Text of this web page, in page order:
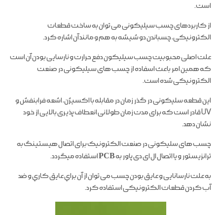
است.
از کاربردهای چسب سیلیکونی می توان به ساخت قطعات
الکترونیکی، چسباندن دو شیشه به هم و مانند آن اشاره کرد.
علت اصلی محبوبیت چسب سیلیکون دفع حرارت و نارسایی بودن آن است
که همین امر باعث اسفاده از چسب های سیلیکونی در صنعت
الکترونیکی شده است.
این قطعه سلیکونی در گذر زمان در مقابله با اکسیژن، اشعه فرابنفش و
UV قادر است که برای مدت زمان طولانی انعطاف پذیری بالایی از خود
نشان دهد.
چسب های سلیکونی در صنعت الکترونیک برای اتصال هیستینگ به
ترانزیستور و یا اتصال ال ای دی پاور بهPCBاستفاده میگردد.
به علت نارسانایی و عایق بودن چسب می توان از آن براي عایق کاري و ضد
آب کردن قطعات الکترونیکی استفاده کرد.